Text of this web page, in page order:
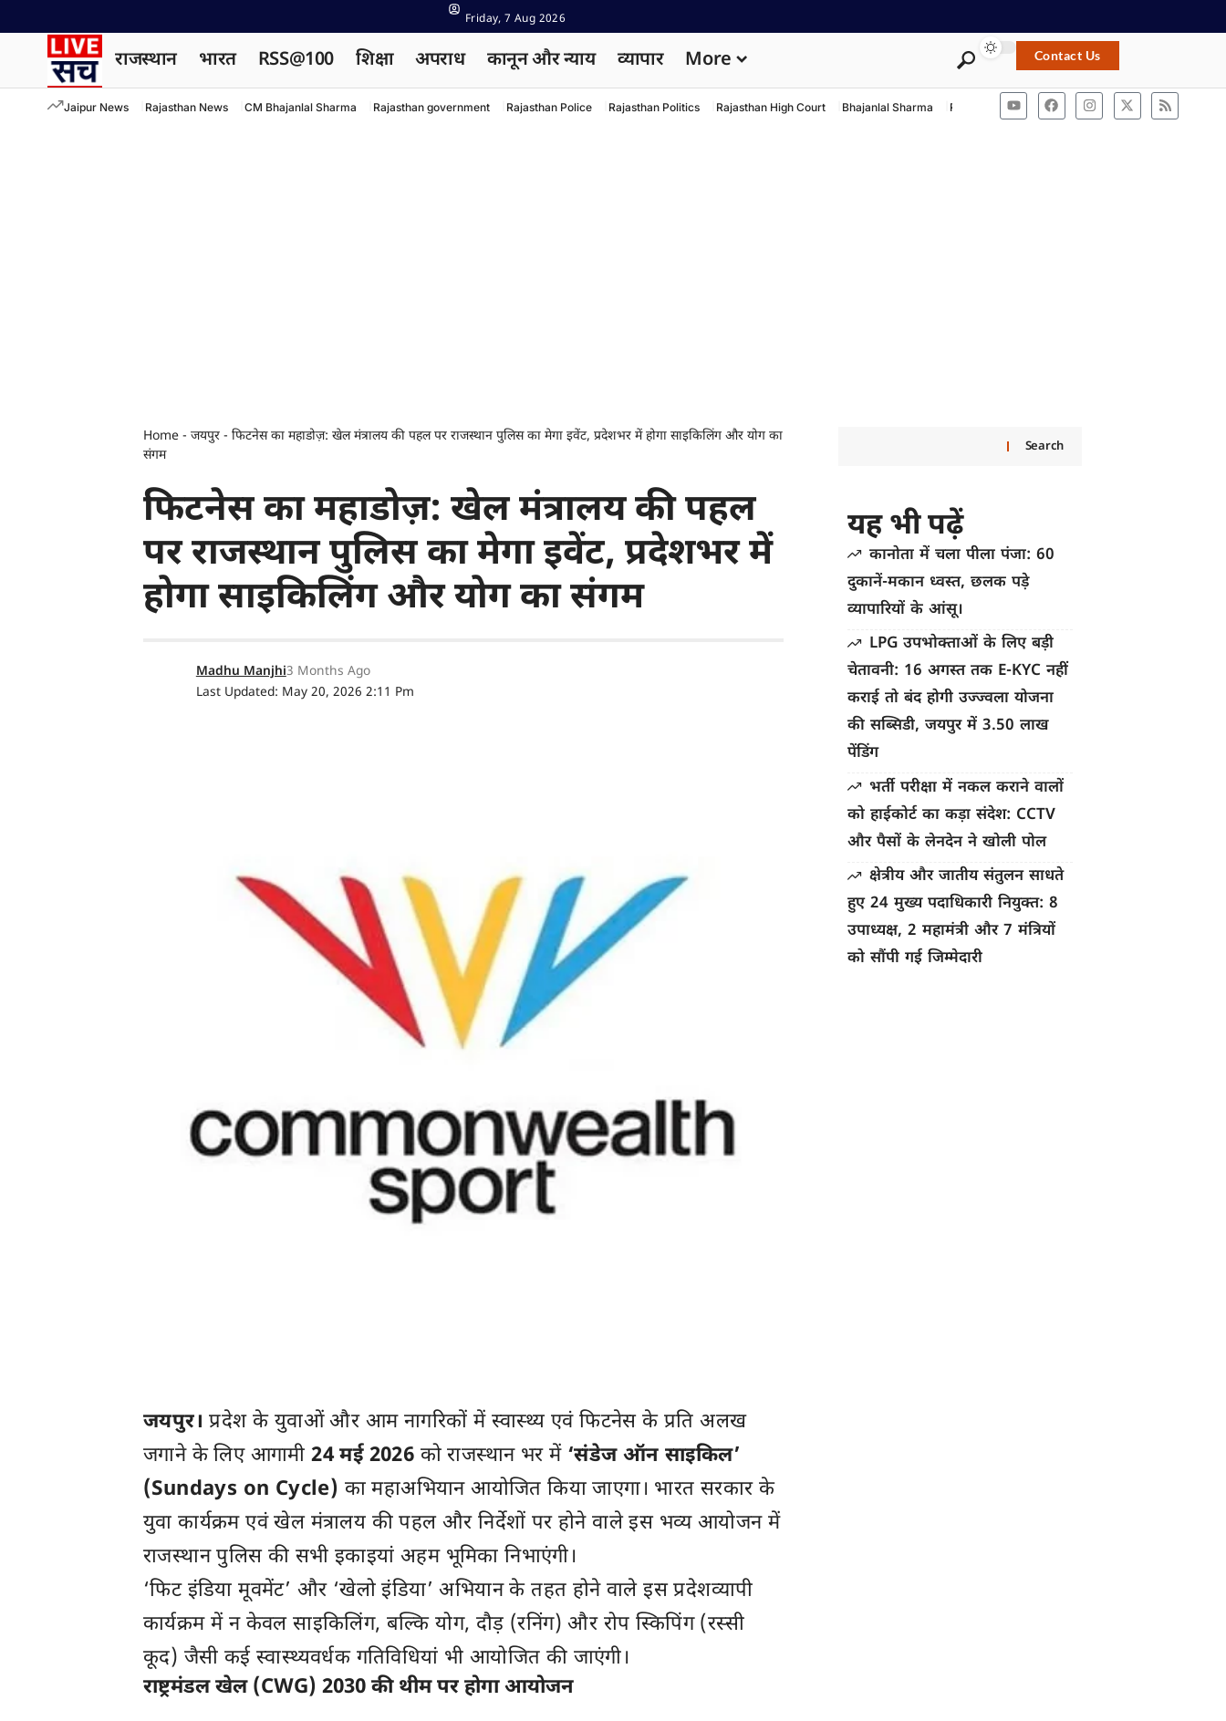
Friday, 7 Aug 2026
राजस्थान भारत RSS@100 शिक्षा अपराध कानून और न्याय व्यापार More Contact Us
Jaipur News Rajasthan News CM Bhajanlal Sharma Rajasthan government Rajasthan Police Rajasthan Politics Rajasthan High Court Bhajanlal Sharma Rashtriya Swayamsevak Sangh ACB Rajasthan
Home - जयपुर - फिटनेस का महाडोज़: खेल मंत्रालय की पहल पर राजस्थान पुलिस का मेगा इवेंट, प्रदेशभर में होगा साइकिलिंग और योग का
संगम
फिटनेस का महाडोज़: खेल मंत्रालय की पहल
पर राजस्थान पुलिस का मेगा इवेंट, प्रदेशभर में
होगा साइकिलिंग और योग का संगम
Last Updated: May 20, 2026 2:11 Pm
Madhu Manjhi3 Months Ago
जयपुर। प्रदेश के युवाओं और आम नागरिकों में स्वास्थ्य एवं फिटनेस के प्रति अलख
जगाने के लिए आगामी24 मई 2026 को राजस्थान भर में ‘संडेज ऑन साइकिल’
(Sundays on Cycle) का महाअभियान आयोजित किया जाएगा। भारत सरकार के
युवा कार्यक्रम एवं खेल मंत्रालय की पहल और निर्देशों पर होने वाले इस भव्य आयोजन में
राजस्थान पुलिस की सभी इकाइयां अहम भूमिका निभाएंगी।
‘फिट इंडिया मूवमेंट’ और ‘खेलो इंडिया’ अभियान के तहत होने वाले इस प्रदेशव्यापी
कार्यक्रम में न केवल साइकिलिंग, बल्कि योग, दौड़ (रनिंग) और रोप स्किपिंग (रस्सी
कूद) जैसी कई स्वास्थ्यवर्धक गतिविधियां भी आयोजित की जाएंगी।
राष्ट्रमंडल खेल (CWG) 2030 की थीम पर होगा आयोजन
Search
यह भी पढ़ें
कानोता में चला पीला पंजा: 60
दुकानें-मकान ध्वस्त, छलक पड़े
व्यापारियों के आंसू।
LPG उपभोक्ताओं के लिए बड़ी
चेतावनी: 16 अगस्त तक E-KYC नहीं
कराई तो बंद होगी उज्ज्वला योजना
की सब्सिडी, जयपुर में 3.50 लाख
पेंडिंग
भर्ती परीक्षा में नकल कराने वालों
को हाईकोर्ट का कड़ा संदेश: CCTV
और पैसों के लेनदेन ने खोली पोल
क्षेत्रीय और जातीय संतुलन साधते
हुए 24 मुख्य पदाधिकारी नियुक्त: 8
उपाध्यक्ष, 2 महामंत्री और 7 मंत्रियों
को सौंपी गई जिम्मेदारी